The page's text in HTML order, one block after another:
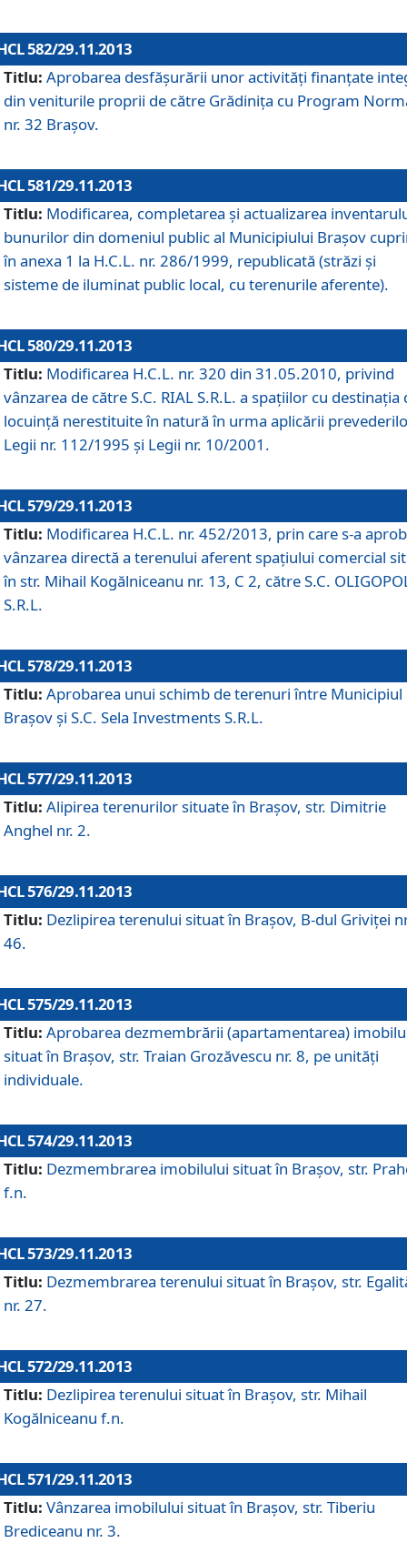
582/29.11.2013
Titlu: Aprobarea desfăşurării unor activităţi finanţate
din veniturile proprii de către Grădiniţa cu Program
nr. 32 Braşov.
581/29.11.2013
Titlu: Modificarea, completarea şi actualizarea
bunurilor din domeniul public al Municipiului Braşov
în anexa 1 la H.C.L. nr. 286/1999, republicată (străzi şi
sisteme de iluminat public local, cu terenurile aferente).
580/29.11.2013
Titlu: Modificarea H.C.L. nr. 320 din 31.05.2010, privind
vânzarea de către S.C. RIAL S.R.L. a spaţiilor cu destinaţia
locuinţă nerestituite în natură în urma aplicării
Legii nr. 112/1995 şi Legii nr. 10/2001.
579/29.11.2013
Titlu: Modificarea H.C.L. nr. 452/2013, prin care s-a
vânzarea directă a terenului aferent spaţiului comercial
în str. Mihail Kogălniceanu nr. 13, C 2, către S.C.
S.R.L.
578/29.11.2013
Titlu: Aprobarea unui schimb de terenuri între Municipiul
Braşov şi S.C. Sela Investments S.R.L.
577/29.11.2013
Titlu: Alipirea terenurilor situate în Braşov, str. Dimitrie
Anghel nr. 2.
576/29.11.2013
Titlu: Dezlipirea terenului situat în Braşov, B-dul Griviţei
46.
575/29.11.2013
Titlu: Aprobarea dezmembrării (apartamentarea)
situat în Braşov, str. Traian Grozăvescu nr. 8, pe unităţi
individuale.
574/29.11.2013
Titlu: Dezmembrarea imobilului situat în Braşov, str.
f.n.
573/29.11.2013
Titlu: Dezmembrarea terenului situat în Braşov, str.
nr. 27.
572/29.11.2013
Titlu: Dezlipirea terenului situat în Braşov, str. Mihail
Kogălniceanu f.n.
571/29.11.2013
Titlu: Vânzarea imobilului situat în Braşov, str. Tiberiu
Brediceanu nr. 3.